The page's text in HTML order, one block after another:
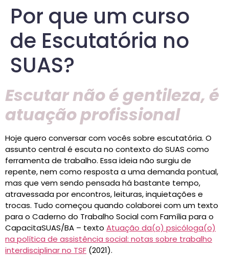
Por que um curso
de Escutatória no
SUAS?
Escutar não é gentileza, é
atuação profissional
Hoje quero conversar com vocês sobre escutatória. O
assunto central é escuta no contexto do SUAS como
ferramenta de trabalho. Essa ideia não surgiu de
repente, nem como resposta a uma demanda pontual,
mas que vem sendo pensada há bastante tempo,
atravessada por encontros, leituras, inquietações e
trocas. Tudo começou quando colaborei com um texto
para o Caderno do Trabalho Social com Família para o
CapacitaSUAS/BA – texto Atuação da(o) psicóloga(o)
na política de assistência social: notas sobre trabalho
interdisciplinar no TSF (2021).